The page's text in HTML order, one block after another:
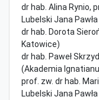
dr hab. Alina Rynio,
Lubelski Jana Pawła
dr hab. Dorota
Katowice)
dr hab. Paweł
(Akademia
prof. zw. dr hab.
Lubelski Jana Pawła